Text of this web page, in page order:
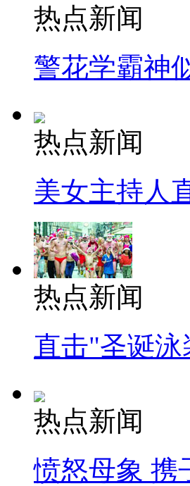
热点新闻
警花学霸神
热点新闻
美女主持人
热点新闻
直击"圣诞泳
热点新闻
愤怒母象 携